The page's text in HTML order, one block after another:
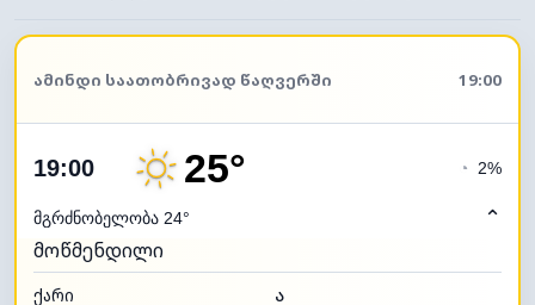
ᲐᲛᲘᲜᲓᲘ ᲡᲐᲐᲗᲝᲑᲠᲘᲕᲐᲓ ᲬᲐᲦᲕᲔᲠᲨᲘ 19:00
19:00 25°
მგრძნობელობა 24°
◔ 2%
⌃
მოწმენდილი
ქარი
ა